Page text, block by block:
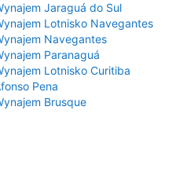
Jaraguá do Sul
Lotnisko Navegantes
Navegantes
Paranaguá
Lotnisko Curitiba
Pena
Brusque